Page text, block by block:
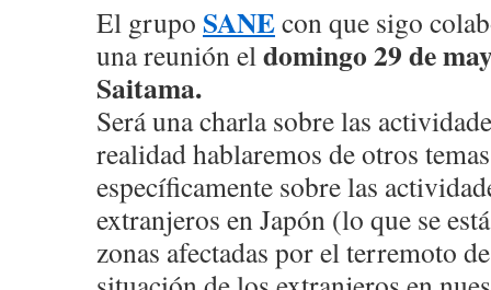
El grupo SANEcon que sigo
una reunión eldomingo 29 de
Saitama.
Será una charla sobre las
realidad hablaremos de otros
específicamente sobre las
extranjeros en Japón (lo que se
zonas afectadas por el terremoto